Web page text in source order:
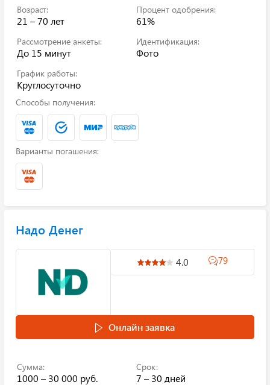
Возраст:
21 – 70 лет
Процент одобрения:
61%
Рассмотрение анкеты:
До 15 минут
Идентификация:
Фото
График работы:
Круглосуточно
Способы получения:
Варианты погашения:
Надо Денег
4.0 79
Онлайн заявка
Сумма:
1000 – 30 000 руб.
Срок:
7 – 30 дней